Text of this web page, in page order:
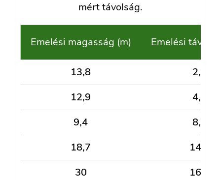
mért távolság.
Emelési magasság (m) Emelési
13,8
2,6
12,9
4,7
9,4
8,8
18,7
14,2
30
16,9